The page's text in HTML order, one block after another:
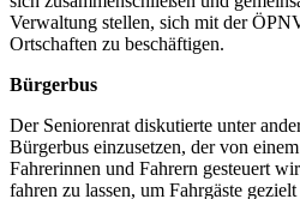
Verwaltung stellen, sich mit der
Ortschaften zu beschäftigen.
Bürgerbus
Der Seniorenrat diskutierte unter
Bürgerbus einzusetzen, der von
Fahrerinnen und Fahrern gesteuert
fahren zu lassen, um Fahrgäste